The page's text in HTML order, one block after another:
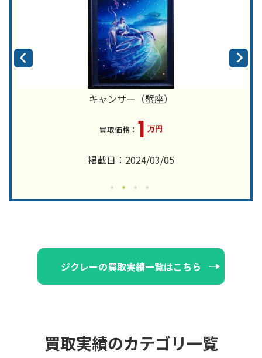
キャンサー（蟹座）
1 万円
掲載日：2024/03/05
ジクレーの買取実績一覧はこちら
買取実績のカテゴリ一覧